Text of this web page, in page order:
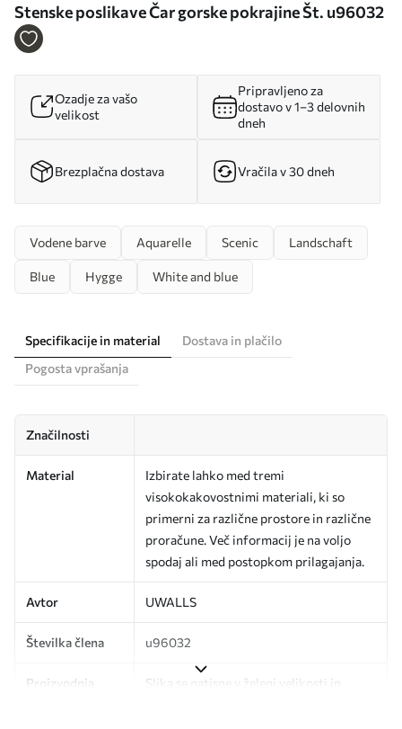
Stenske poslikave Čar gorske pokrajine Št. u96032
Ozadje za vašo
velikost
Pripravljeno za
dostavo v 1–3 delovnih
dneh
Brezplačna dostava Vračila v 30 dneh
Vodene barve Aquarelle Scenic Landschaft
Blue Hygge White and blue
Specifikacije in material
Dostava in plačilo
Pogosta vprašanja
Značilnosti
Material
Izbirate lahko med tremi
visokokakovostnimi materiali, ki so
primerni za različne prostore in različne
proračune. Več informacij je na voljo
spodaj ali med postopkom prilagajanja.
Avtor UWALLS
Številka člena u96032
Proizvodnja
Slika se natisne v želeni velikosti in